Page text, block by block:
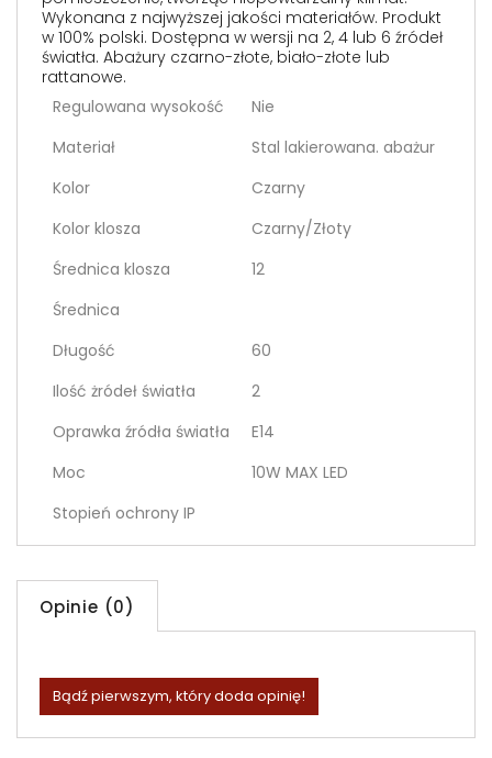
Wykonana z najwyższej jakości materiałów. Produkt
w 100% polski. Dostępna w wersji na 2, 4 lub 6 źródeł
światła. Abażury czarno-złote, biało-złote lub
rattanowe.
Regulowana wysokość
Nie
Materiał
Stal lakierowana. abażur
Kolor
Czarny
Kolor klosza
Czarny/Złoty
Średnica klosza
12
Średnica
Długość
60
Ilość żródeł światła
2
Oprawka źródła światła
E14
Moc
10W MAX LED
Stopień ochrony IP
Opinie (0)
Bądź pierwszym, który doda opinię!